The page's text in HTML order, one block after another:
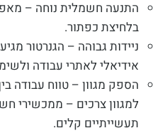
התנעה חשמלית נוחה –
בלחיצת כפתור.
ניידות גבוהה – הגנרטור
אידיאלי לאתרי עבודה
למגוון צרכים – ממכשירי
תעשייתיים קלים.